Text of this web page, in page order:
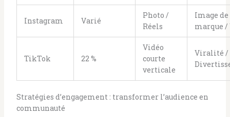
Instagram Varié
Photo /
Réels
Image de
marque /
TikTok 22 %
Vidéo
courte
verticale
Viralité /
Stratégies d’engagement : transformer l’audience en
communauté